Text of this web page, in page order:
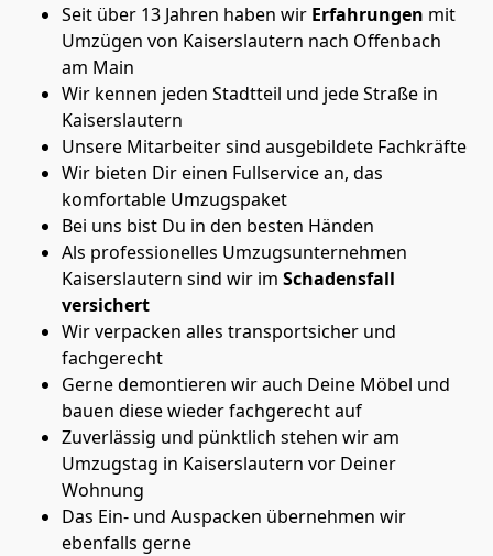
Seit über 13 Jahren haben wir Erfahrungen mit
Umzügen von Kaiserslautern nach Offenbach
am Main
Wir kennen jeden Stadtteil und jede Straße in
Kaiserslautern
Unsere Mitarbeiter sind ausgebildete Fachkräfte
Wir bieten Dir einen Fullservice an, das
komfortable Umzugspaket
Bei uns bist Du in den besten Händen
Als professionelles Umzugsunternehmen
Kaiserslautern sind wir im Schadensfall
versichert
Wir verpacken alles transportsicher und
fachgerecht
Gerne demontieren wir auch Deine Möbel und
bauen diese wieder fachgerecht auf
Zuverlässig und pünktlich stehen wir am
Umzugstag in Kaiserslautern vor Deiner
Wohnung
Das Ein- und Auspacken übernehmen wir
ebenfalls gerne